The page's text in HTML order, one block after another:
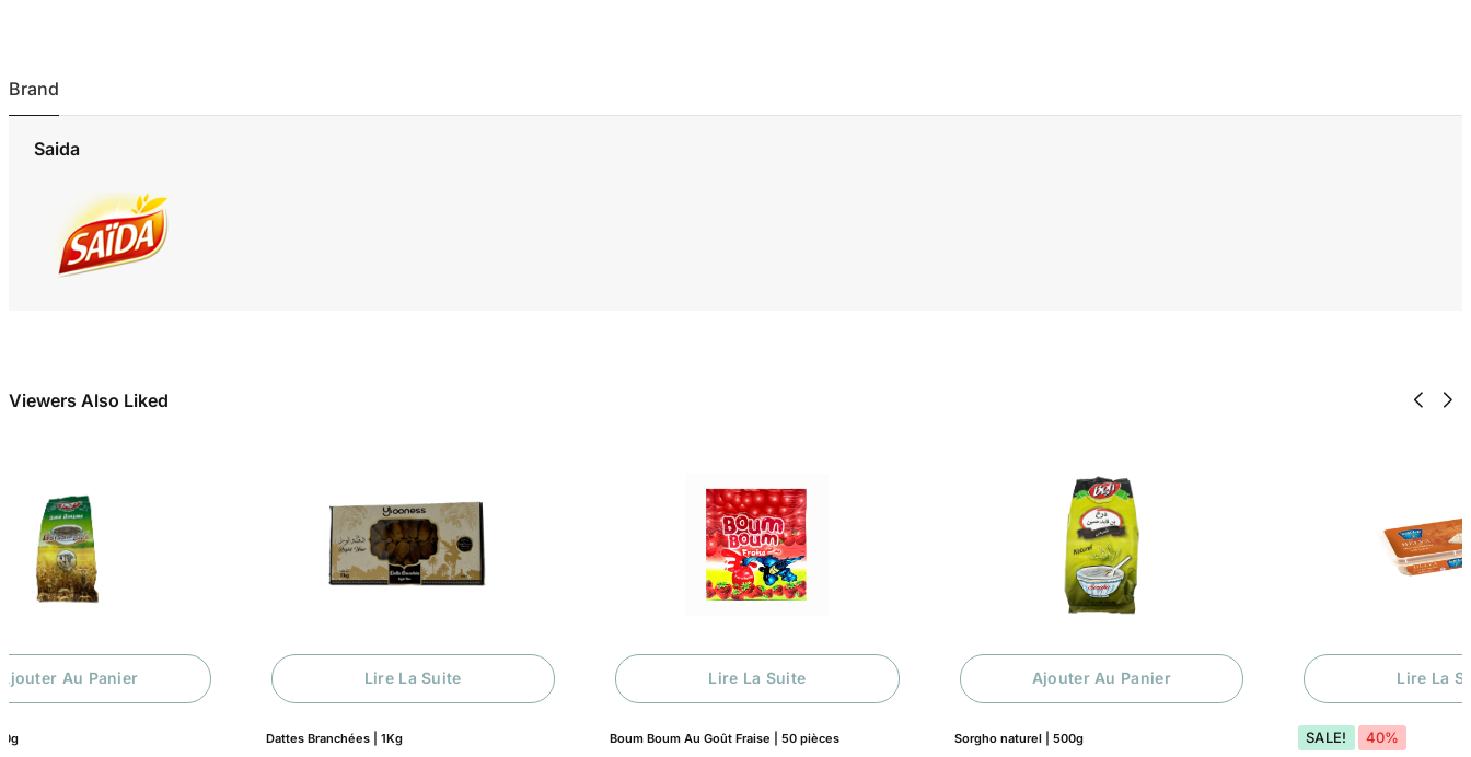
Brand
Saida
Viewers Also Liked
Ajouter Au Panier
Dattes Branchées | 1Kg
Lire La Suite
Boum Boum Au Goût Fraise | 50 pièces
Lire La Suite
Sorgho naturel | 500g
Ajouter Au Panier
SALE! 40%
Lire La